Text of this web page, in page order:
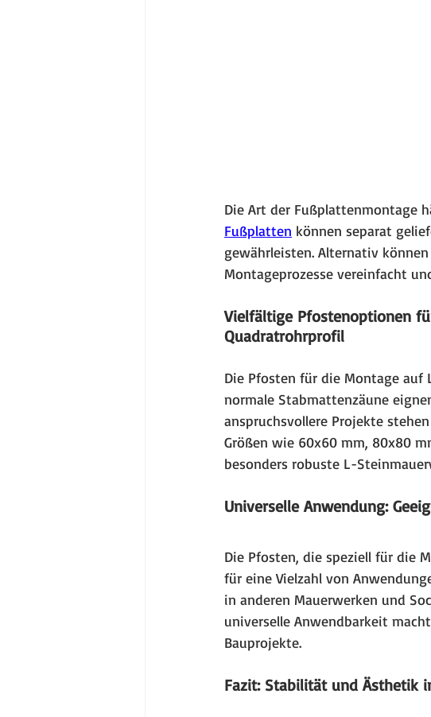
Die Art der Fußplattenmontage
Fußplatten können separat
gewährleisten. Alternativ
Montageprozesse vereinfacht
Vielfältige Pfostenoptionen
Quadratrohrprofil
Die Pfosten für die Montage auf
normale Stabmattenzäune
anspruchsvollere Projekte
Größen wie 60x60 mm, 80x80
besonders robuste L-
Universelle Anwendung:
Die Pfosten, die speziell für die
für eine Vielzahl von
in anderen Mauerwerken und
universelle Anwendbarkeit
Bauprojekte.
Fazit: Stabilität und Ästhetik